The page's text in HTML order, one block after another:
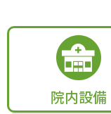
院内設備